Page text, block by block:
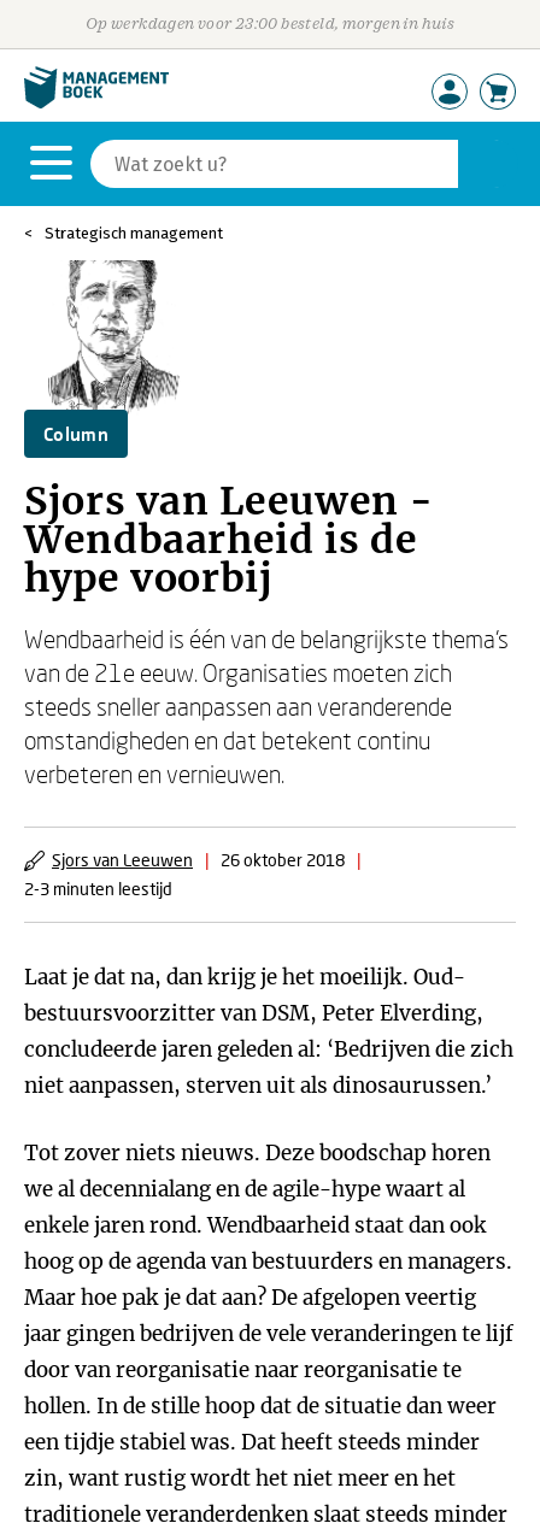
Op werkdagen voor 23:00 besteld, morgen in huis
Strategisch management
Column
Sjors van Leeuwen -
Wendbaarheid is de
hype voorbij
Wendbaarheid is één van de belangrijkste thema’s
van de 21e eeuw. Organisaties moeten zich
steeds sneller aanpassen aan veranderende
omstandigheden en dat betekent continu
verbeteren en vernieuwen.
Sjors van Leeuwen | 26 oktober 2018
|
2-3 minuten leestijd
Laat je dat na, dan krijg je het moeilijk. Oud-
bestuursvoorzitter van DSM, Peter Elverding,
concludeerde jaren geleden al: ‘Bedrijven die zich
niet aanpassen, sterven uit als dinosaurussen.’
Tot zover niets nieuws. Deze boodschap horen
we al decennialang en de agile-hype waart al
enkele jaren rond. Wendbaarheid staat dan ook
hoog op de agenda van bestuurders en managers.
Maar hoe pak je dat aan? De afgelopen veertig
jaar gingen bedrijven de vele veranderingen te lijf
door van reorganisatie naar reorganisatie te
hollen. In de stille hoop dat de situatie dan weer
een tijdje stabiel was. Dat heeft steeds minder
zin, want rustig wordt het niet meer en het
traditionele veranderdenken slaat steeds minder